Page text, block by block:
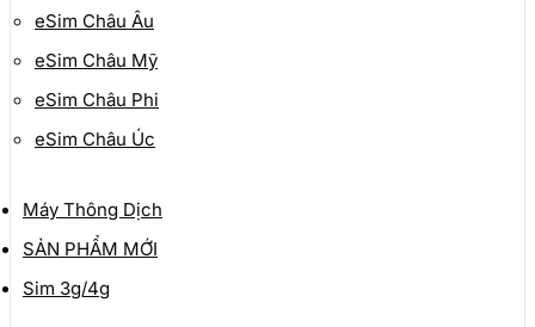
eSim Châu Âu
eSim Châu Mỹ
eSim Châu Phi
eSim Châu Úc
Máy Thông Dịch
SẢN PHẨM MỚI
Sim 3g/4g